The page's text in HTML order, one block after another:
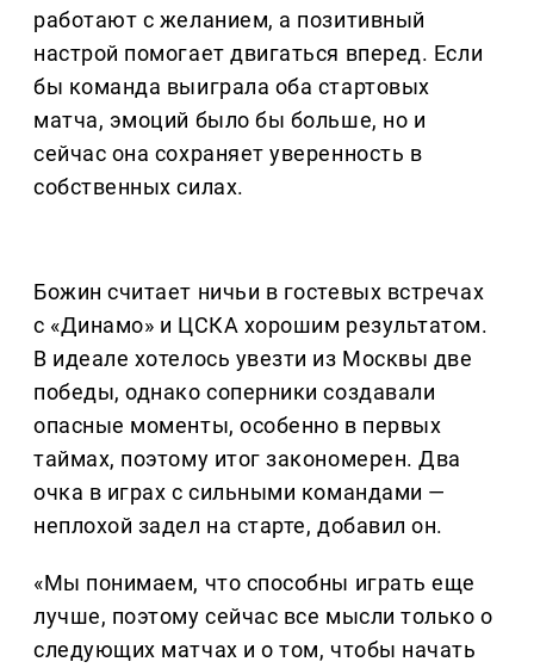
работают с желанием, а позитивный
настрой помогает двигаться вперед. Если
бы команда выиграла оба стартовых
матча, эмоций было бы больше, но и
сейчас она сохраняет уверенность в
собственных силах.
Божин считает ничьи в гостевых встречах
с «Динамо» и ЦСКА хорошим результатом.
В идеале хотелось увезти из Москвы две
победы, однако соперники создавали
опасные моменты, особенно в первых
таймах, поэтому итог закономерен. Два
очка в играх с сильными командами —
неплохой задел на старте, добавил он.
«Мы понимаем, что способны играть еще
лучше, поэтому сейчас все мысли только о
следующих матчах и о том, чтобы начать